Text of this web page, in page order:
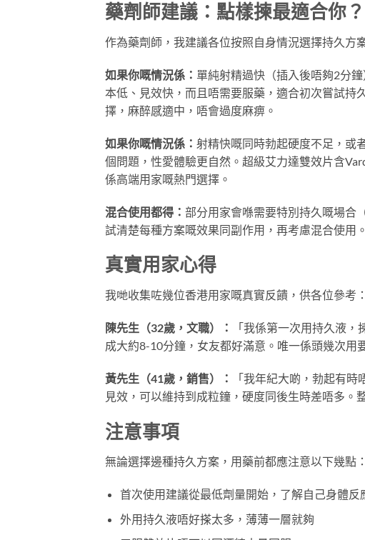
藥劑師建議：點樣揀最適合你？
作為藥劑師，我建議各位按照自身情況選擇持久方
如果你嘅情況係： 單純射精過快（插入後唔夠2分
本低、見效快，而且唔需要服藥，適合初次嘗試持
擇，麻醉感適中，唔會過度麻痹。
如果你嘅情況係： 射精快嘅同時勃起硬度不足，或
個問題，性愛體驗更自然。超級艾力達雙效片含
係高端用家嘅熱門選擇。
混合使用都得： 部分用家會喺需要特別持久嘅場合
試清楚每種方案嘅效果同副作用，再考慮混合使用。
真實用家心得
我哋收集咗幾位香港用家嘅真實反饋，供各位參考：
陳先生（32歲，文職）：
「我係第一次用持久液
成大約8-10分鐘，女友都好滿意。唯一係頭幾次用
黃先生（41歲，銷售）：
「我年紀大啲，勃起有
見效，可以維持到成粒鐘，硬度同後生時差唔多。
注意事項
無論選擇邊種持久方案，用藥前都應注意以下幾點：
首次使用建議從最低劑量開始，了解自己身體反
外用持久液唔好搽太多，薄薄一層就夠